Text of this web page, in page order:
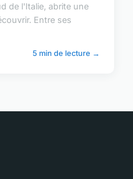
de l'Italie, abrite une
Entre ses
5 min de lecture →